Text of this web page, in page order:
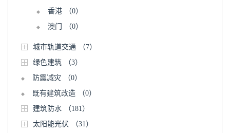
香港
（0）
澳门
（0）
城市轨道交通
（7）
绿色建筑
（3）
防震减灾
（0）
既有建筑改造
（0）
建筑防水
（181）
太阳能光伏
（31）